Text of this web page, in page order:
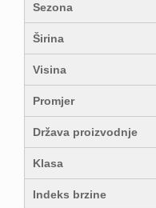
Sezona
Širina
Visina
Promjer
Država proizvodnje
Klasa
Indeks brzine